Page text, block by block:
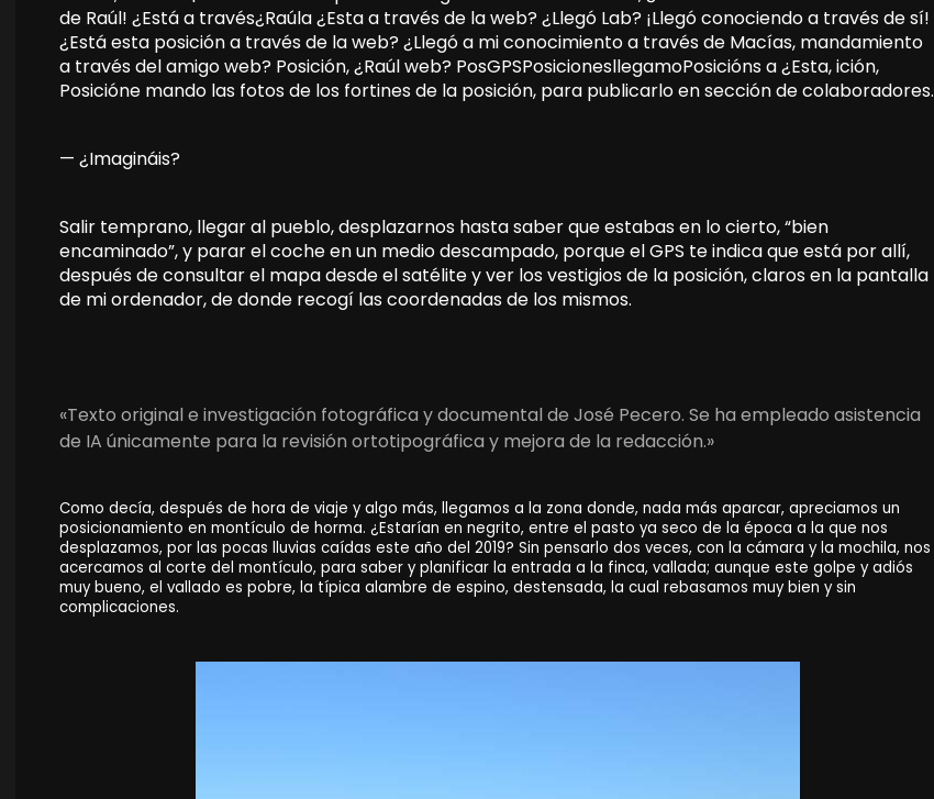
de Raúl! ¿Está a través¿Raúla ¿Esta a través de la web? ¿Llegó Lab? ¡Llegó conociendo a través de sí!
¿Está esta posición a través de la web? ¿Llegó a mi conocimiento a través de Macías, mandamiento
a través del amigo web? Posición, ¿Raúl web? PosGPSPosicionesllegamoPosicións a ¿Esta, ición,
Posicióne mando las fotos de los fortines de la posición, para publicarlo en sección de colaboradores.
— ¿Imagináis?
Salir temprano, llegar al pueblo, desplazarnos hasta saber que estabas en lo cierto, “bien
encaminado”, y parar el coche en un medio descampado, porque el GPS te indica que está por allí,
después de consultar el mapa desde el satélite y ver los vestigios de la posición, claros en la pantalla
de mi ordenador, de donde recogí las coordenadas de los mismos.
«Texto original e investigación fotográfica y documental de José Pecero. Se ha empleado asistencia
de IA únicamente para la revisión ortotipográfica y mejora de la redacción.»
Como decía, después de hora de viaje y algo más, llegamos a la zona donde, nada más aparcar, apreciamos un
posicionamiento en montículo de horma. ¿Estarían en negrito, entre el pasto ya seco de la época a la que nos
desplazamos, por las pocas lluvias caídas este año del 2019? Sin pensarlo dos veces, con la cámara y la mochila, nos
acercamos al corte del montículo, para saber y planificar la entrada a la finca, vallada; aunque este golpe y adiós
muy bueno, el vallado es pobre, la típica alambre de espino, destensada, la cual rebasamos muy bien y sin
complicaciones.